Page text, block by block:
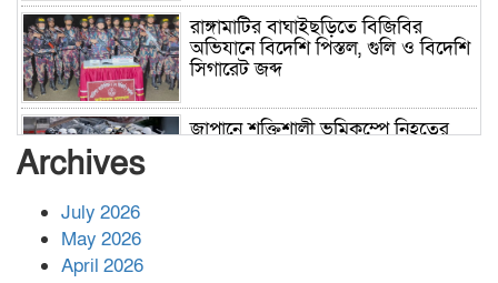
রাঙ্গামাটির বাঘাইছড়িতে বিজিবির
অভিযানে বিদেশি পিস্তল, গুলি ও বিদেশি
সিগারেট জব্দ
জাপানে শক্তিশালী ভূমিকম্পে নিহতের
Archives
July 2026
May 2026
April 2026